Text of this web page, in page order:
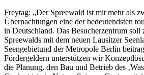
Freytag: „Der Spreewald ist mit mehr als
Übernachtungen eine der bedeutendsten
in Deutschland. Das Besucherzentrum soll
Spreewalds mit dem neuen Lausitzer
Seengebietund der Metropole Berlin
Fördergeldern unterstützen wir
die Planung, den Bau und Betrieb des